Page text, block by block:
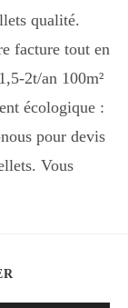
qualité.
facture tout en
2t/an 100m²
écologique :
pour devis
Vous